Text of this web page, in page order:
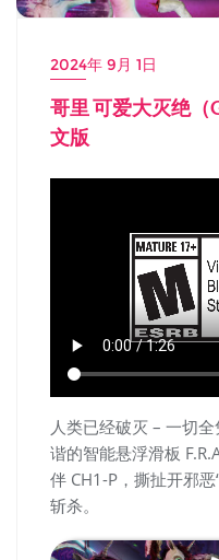
2024年 9月 1日
哥里 可爱大灭绝（
文版
人类已经破灭 – 一切
谐的智能悬浮滑板
伴 CH1-P，撕扯开邪
斩杀。